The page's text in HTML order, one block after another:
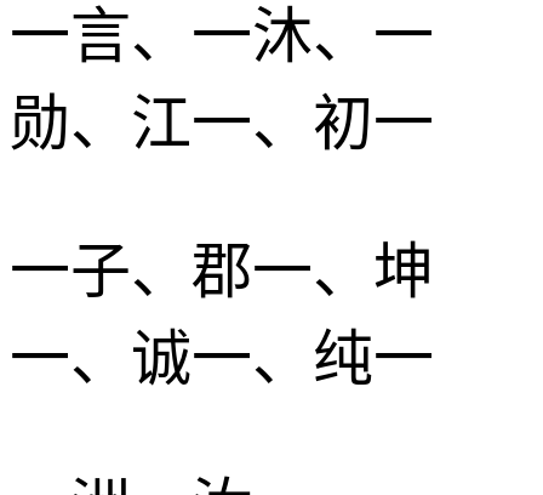
一言、一沐、一
勋、江一、初一
一子、郡一、坤
一、诚一、纯一